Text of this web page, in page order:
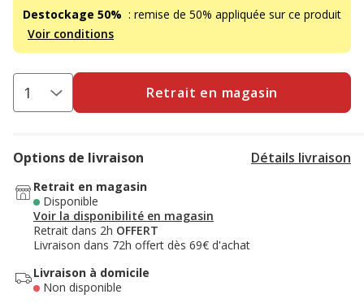
Destockage 50% : remise de 50% appliquée sur ce produit
Voir conditions
Retrait en magasin
Options de livraison Détails livraison
Retrait en magasin
Disponible
Voir la disponibilité en magasin
Retrait dans 2h OFFERT
Livraison dans 72h offert dès 69€ d'achat
Livraison à domicile
Non disponible